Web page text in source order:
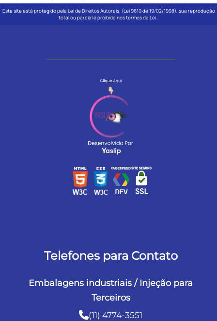
Este site está protegido pela Lei de Direitos Autorais. (Lei 9610 de 19/02/1998), sua reprodução
total ou parcial é proibida nos termos da Lei .
Telefones para Contato
Embalagens industriais / Injeção para
Terceiros
(11) 4774-3551